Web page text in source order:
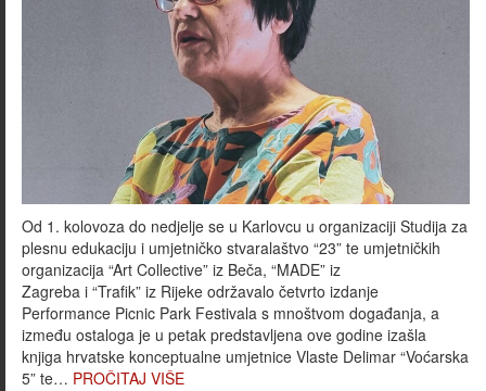
Od 1. kolovoza do nedjelje se u Karlovcu u organizaciji Studija za
plesnu edukaciju i umjetničko stvaralaštvo “23” te umjetničkih
organizacija “Art Collective” iz Beča, “MADE” iz
Zagreba i “Trafik” iz Rijeke održavalo četvrto izdanje
Performance Picnic Park Festivala s mnoštvom događanja, a
između ostaloga je u petak predstavljena ove godine izašla
knjiga hrvatske konceptualne umjetnice Vlaste Delimar “Voćarska
5” te… PROČITAJ VIŠE